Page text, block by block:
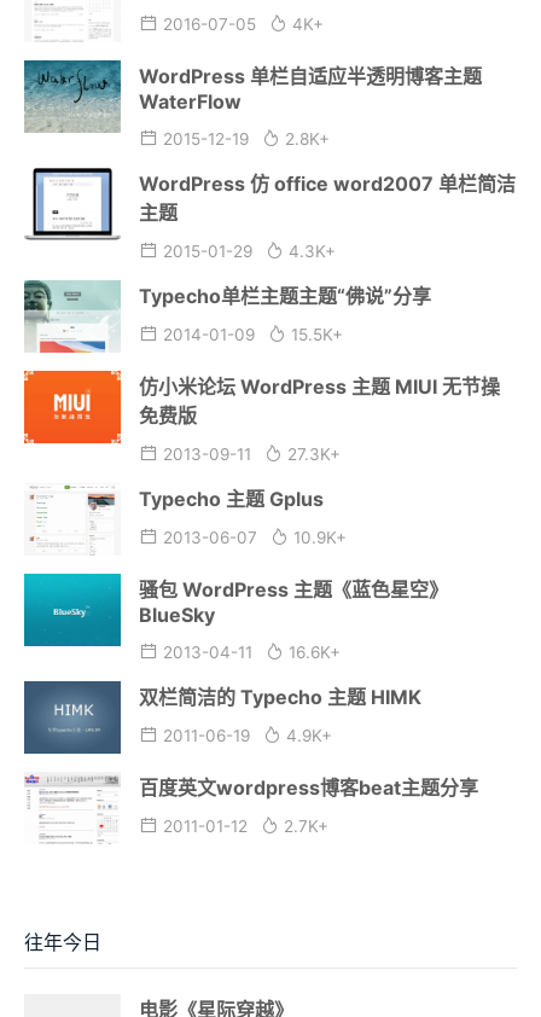
2016-07-05 4K+
WordPress 单栏自适应半透明博客主题
WaterFlow
2015-12-19 2.8K+
WordPress 仿 office word2007 单栏简洁
主题
2015-01-29 4.3K+
Typecho单栏主题主题“佛说”分享
2014-01-09 15.5K+
仿小米论坛 WordPress 主题 MIUI 无节操
免费版
2013-09-11 27.3K+
Typecho 主题 Gplus
2013-06-07 10.9K+
骚包 WordPress 主题《蓝色星空》
BlueSky
2013-04-11 16.6K+
双栏简洁的 Typecho 主题 HIMK
2011-06-19 4.9K+
百度英文wordpress博客beat主题分享
2011-01-12 2.7K+
往年今日
电影《星际穿越》